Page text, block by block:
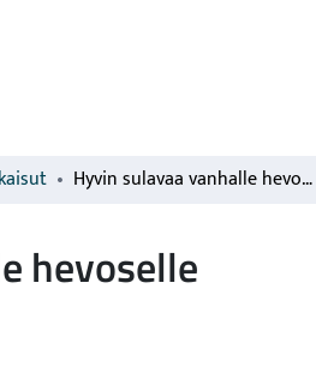
Hyvin sulavaa vanhalle hevoselle
hevoselle